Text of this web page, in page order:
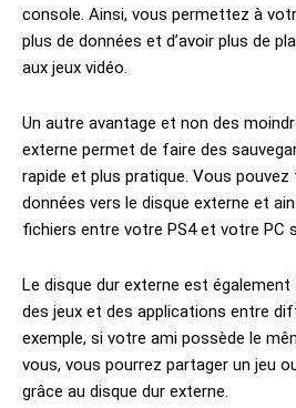
console. Ainsi, vous permettez à
plus de données et d’avoir plus de
aux jeux vidéo.
Un autre avantage et non des
externe permet de faire des
rapide et plus pratique. Vous
données vers le disque externe et
fichiers entre votre PS4 et votre PC
Le disque dur externe est
des jeux et des applications entre
exemple, si votre ami possède le
vous, vous pourrez partager un jeu
grâce au disque dur externe.